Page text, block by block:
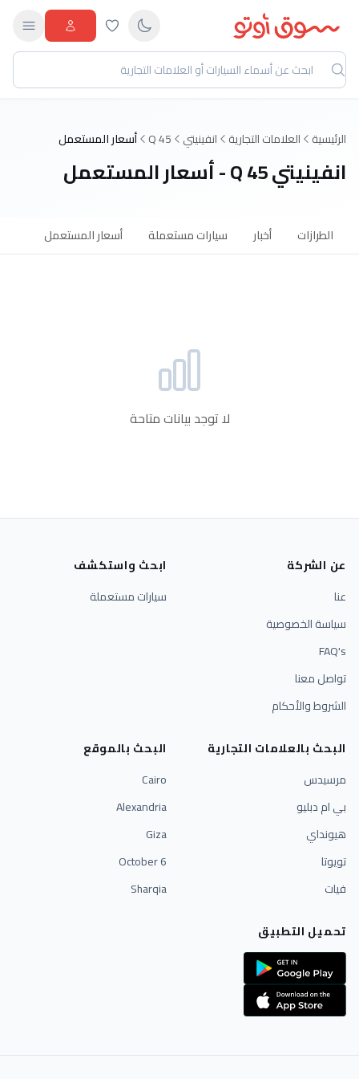
الرئيسية العلامات التجارية انفينيتي Q 45 أسعار المستعمل
انفينيتي Q 45 - أسعار المستعمل
الطرازات أخبار سيارات مستعملة أسعار المستعمل
لا توجد بيانات متاحة
عن الشركة
عنا
سياسة الخصوصية
FAQ's
تواصل معنا
الشروط والأحكام
ابحث واستكشف
سيارات مستعملة
البحث بالعلامات التجارية
مرسيدس
بي ام دبليو
هيونداي
تويوتا
فيات
البحث بالموقع
Cairo
Alexandria
Giza
6 October
Sharqia
تحميل التطبيق